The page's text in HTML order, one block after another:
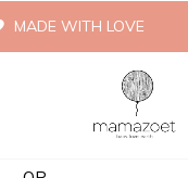
MADE WITH LOVE